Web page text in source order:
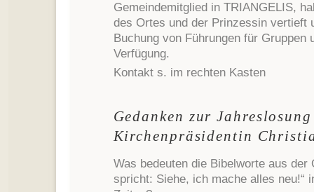
Gemeindemitglied in TRIANGELIS,
des Ortes und der Prinzessin vertieft
Buchung von Führungen für Gruppen
Verfügung.
Kontakt s. im rechten Kasten
Gedanken zur
Kirchenpräsidentin
Was bedeuten die Bibelworte aus der
spricht: Siehe, ich mache alles neu!“